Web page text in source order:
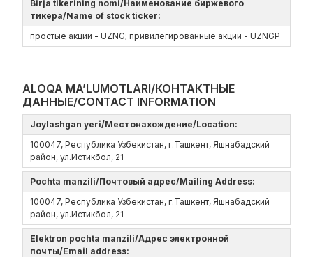
Birja tikerining nomi/Наименование биржевого
тикера/Name of stock ticker:
простые акции - UZNG; привилегированные акции - UZNGP
ALOQA MA’LUMOTLARI/КОНТАКТНЫЕ
ДАННЫЕ/CONTACT INFORMATION
Joylashgan yeri/Местонахождение/Location:
100047, Республика Узбекистан, г.Ташкент, Яшнабадский
район, ул.Истикбол, 21
Pochta manzili/Почтовый адрес/Mailing Address:
100047, Республика Узбекистан, г.Ташкент, Яшнабадский
район, ул.Истикбол, 21
Elektron pochta manzili/Адрес электронной
почты/Email address: